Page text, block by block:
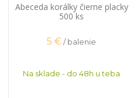
Abeceda korálky čierne placky
500 ks
5 €/ balenie
Na sklade - do 48h u teba